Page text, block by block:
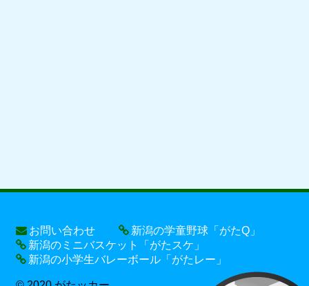
お問い合わせ
新潟の学童野球「がたQ」
新潟のミニバスケット「がたスケ」
新潟の小学生バレーボール「がたレー」